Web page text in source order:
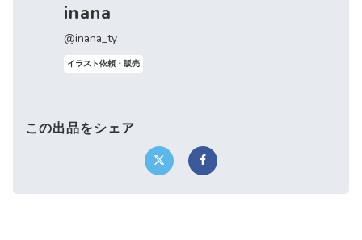
inana
@inana_ty
イラスト依頼・販売
この出品をシェア